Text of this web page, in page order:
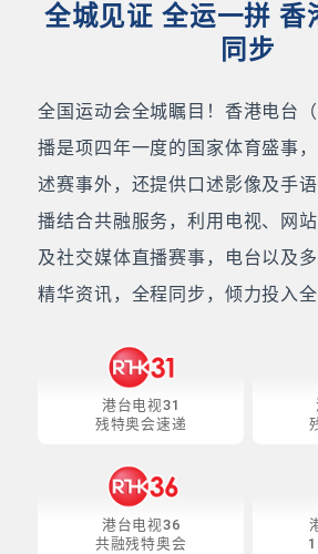
全城见证 全运一拼 香
同步
全国运动会全城瞩目！香港电台
播是项四年一度的国家体育盛事
述赛事外，还提供口述影像及手
播结合共融服务，利用电视、网
及社交媒体直播赛事，电台以及
精华资讯，全程同步，倾力投入全
港台电视31
残特奥会速递
港台电视36
共融残特奥会